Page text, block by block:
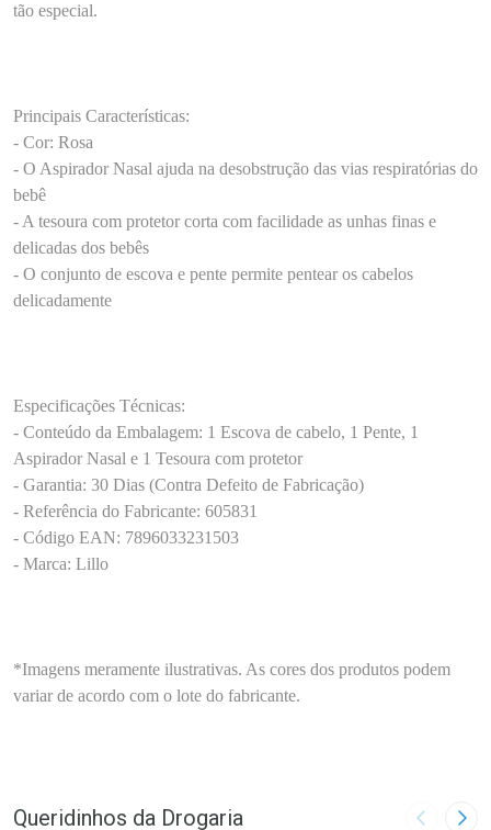
tão especial.
Principais Características:
- Cor: Rosa
- O Aspirador Nasal ajuda na desobstrução das vias respiratórias do
bebê
- A tesoura com protetor corta com facilidade as unhas finas e
delicadas dos bebês
- O conjunto de escova e pente permite pentear os cabelos
delicadamente
Especificações Técnicas:
- Conteúdo da Embalagem: 1 Escova de cabelo, 1 Pente, 1
Aspirador Nasal e 1 Tesoura com protetor
- Garantia: 30 Dias (Contra Defeito de Fabricação)
- Referência do Fabricante: 605831
- Código EAN: 7896033231503
- Marca: Lillo
*Imagens meramente ilustrativas. As cores dos produtos podem
variar de acordo com o lote do fabricante.
Queridinhos da Drogaria